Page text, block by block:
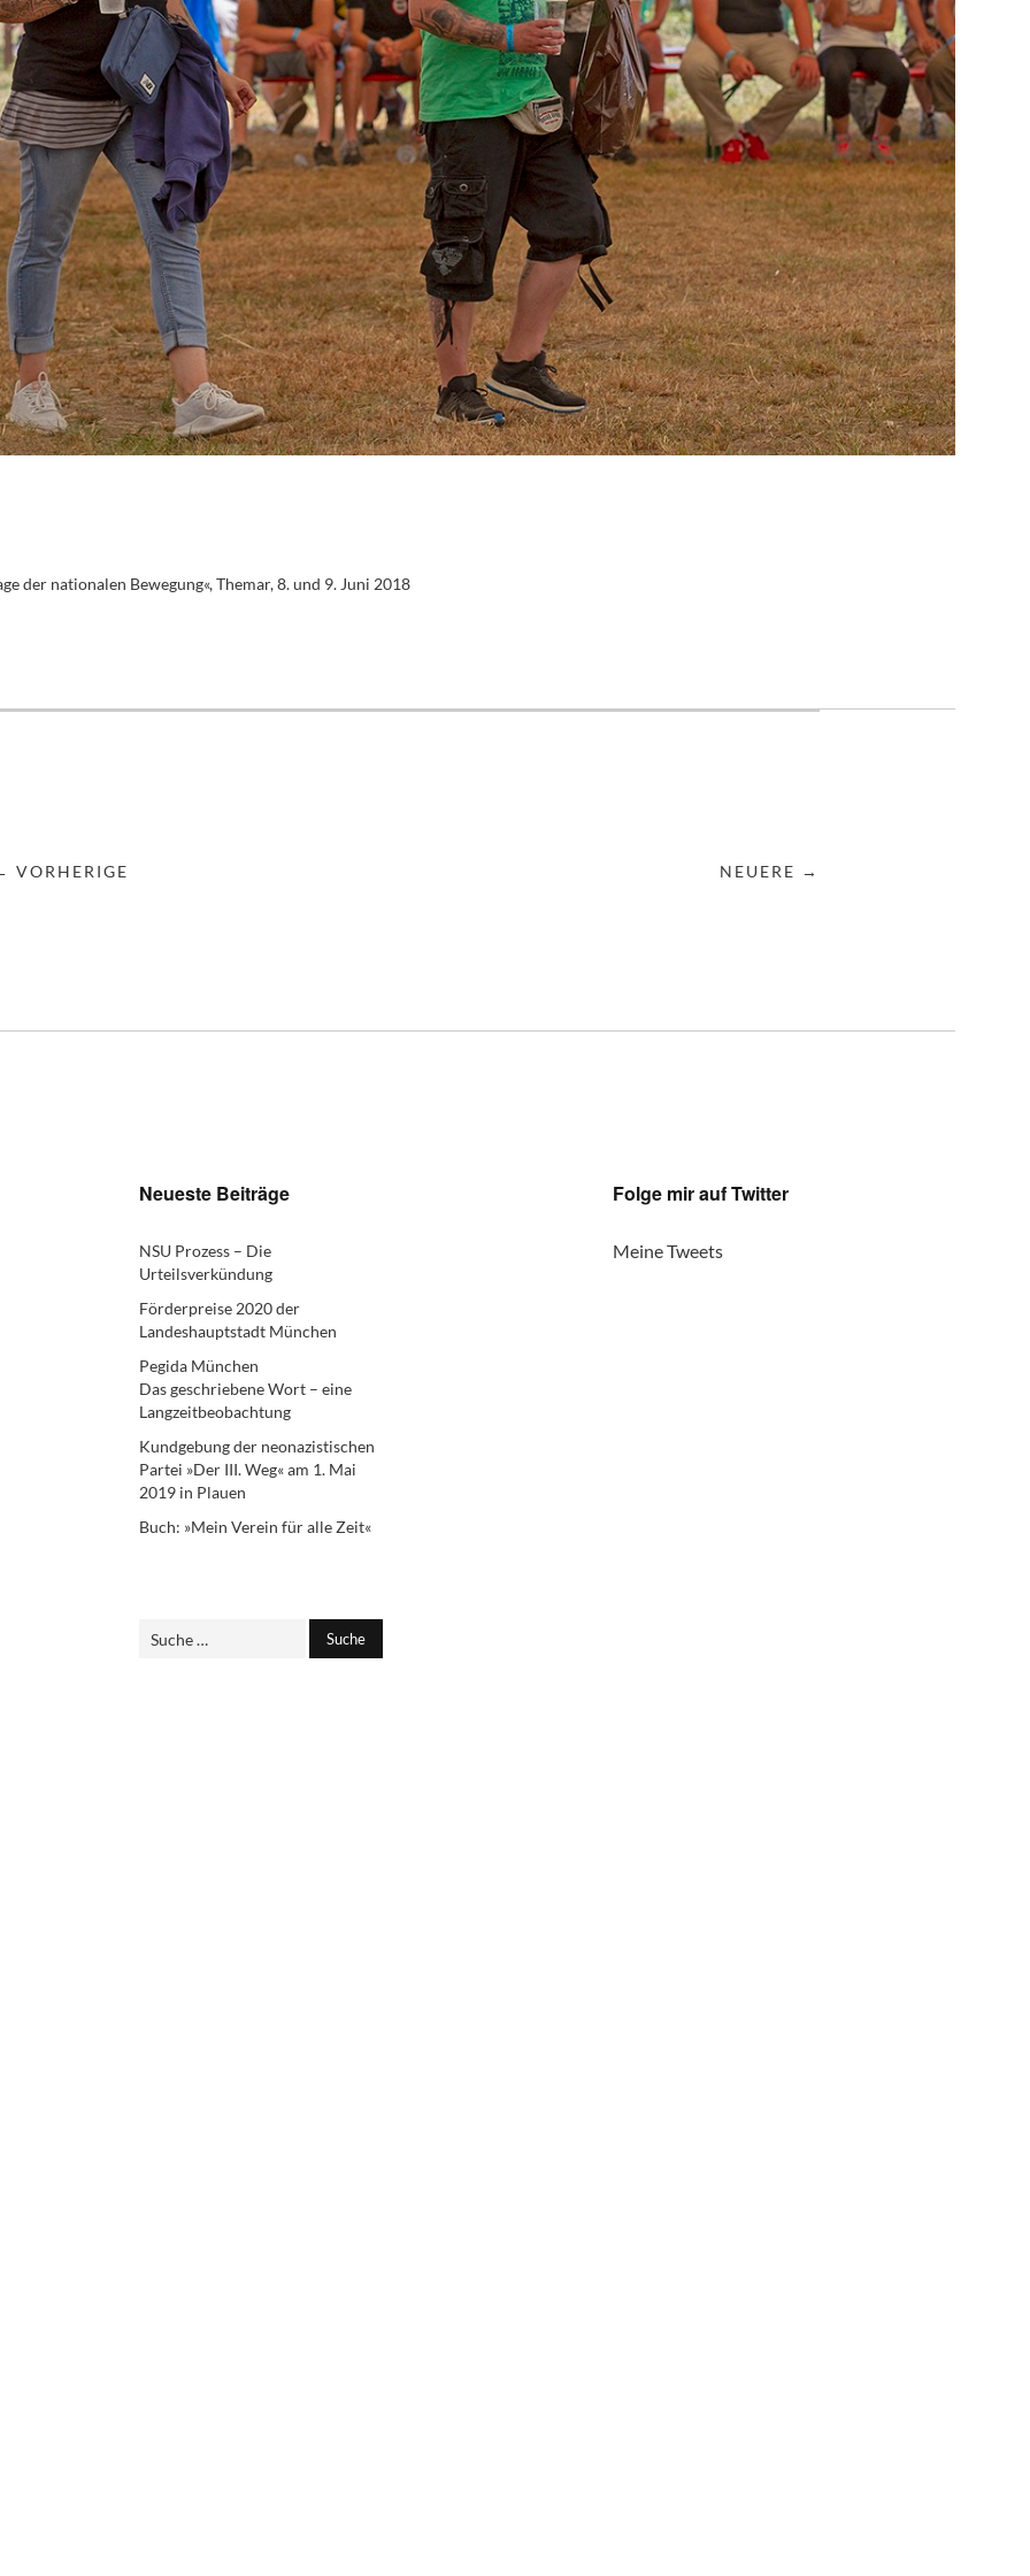
der nationalen Bewegung«, Themar, 8. und 9. Juni 2018
VORHERIGE NEUERE →
Neueste Beiträge
NSU Prozess – Die
Urteilsverkündung
Förderpreise 2020 der
Landeshauptstadt München
Pegida München
Das geschriebene Wort – eine
Langzeitbeobachtung
Kundgebung der neonazistischen
Partei »Der III. Weg« am 1. Mai
2019 in Plauen
Buch: »Mein Verein für alle Zeit«
Folge mir auf Twitter
Meine Tweets